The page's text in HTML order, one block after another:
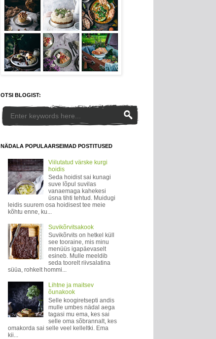
OTSI BLOGIST:
NÄDALA POPULAARSEIMAD POSTITUSED
Viilutatud värske kurgi
hoidis
Seda hoidist sai kunagi
suve lõpul suvilas
vanaemaga kahekesi
üsna tihti tehtud. Muidugi
leidis suurem osa hoidisest tee meie
kõhtu enne, ku...
Suvikõrvitsakook
Suvikõrvits on hetkel küll
see tooraine, mis minu
menüüs igapäevaselt
esineb. Mulle meeldib
seda toorelt riivsalatina
süüa, rohkelt hommi...
Lihtne ja maitsev
õunakook
Selle koogiretsepti andis
mulle umbes nädal aega
tagasi mu ema, kes sai
selle oma sõbrannalt, kes
omakorda sai selle veel kelleltki. Ema
kii...